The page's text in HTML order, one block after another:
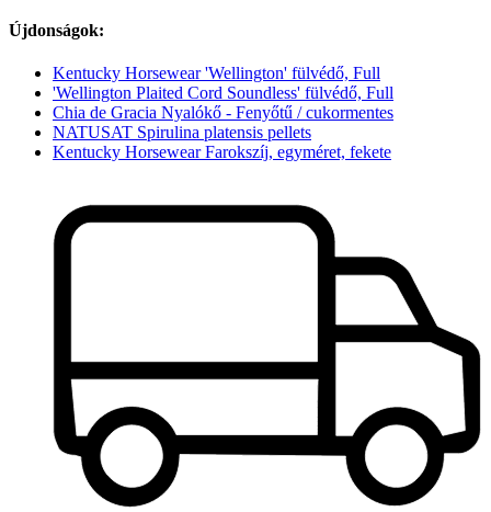
Újdonságok:
Kentucky Horsewear 'Wellington' fülvédő, Full
'Wellington Plaited Cord Soundless' fülvédő, Full
Chia de Gracia Nyalókő - Fenyőtű / cukormentes
NATUSAT Spirulina platensis pellets
Kentucky Horsewear Farokszíj, egyméret, fekete